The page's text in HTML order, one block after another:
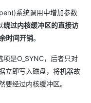
系统调用中增加参数
绕过内核缓冲区的直接访
时间开销。
项是O_SYNC，后者只对
立即写入磁盘，将机器故
要经过内核缓冲区。